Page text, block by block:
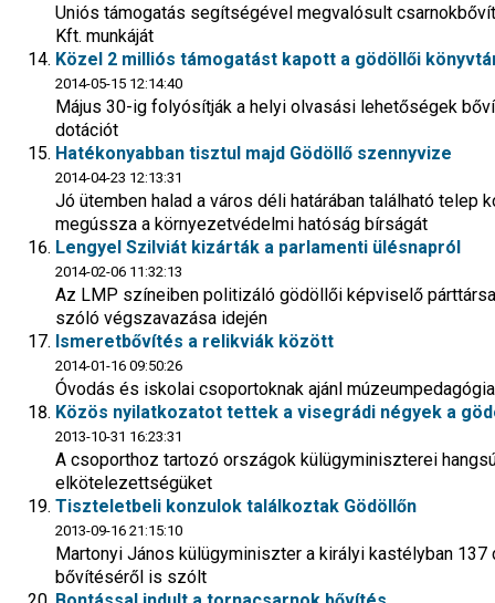
Uniós támogatás segítségével megvalósult
Kft. munkáját
Közel 2 milliós támogatást kapott a gödöllői
2014-05-15 12:14:40
Május 30-ig folyósítják a helyi olvasási lehetőségek
dotációt
Hatékonyabban tisztul majd Gödöllő szennyvize
2014-04-23 12:13:31
Jó ütemben halad a város déli határában található
megússza a környezetvédelmi hatóság bírságát
Lengyel Szilviát kizárták a parlamenti ülésnapról
2014-02-06 11:32:13
Az LMP színeiben politizáló gödöllői képviselő
szóló végszavazása idején
Ismeretbővítés a relikviák között
2014-01-16 09:50:26
Óvodás és iskolai csoportoknak ajánl
Közös nyilatkozatot tettek a visegrádi négyek a
2013-10-31 16:23:31
A csoporthoz tartozó országok külügyminiszterei
elkötelezettségüket
Tiszteletbeli konzulok találkoztak Gödöllőn
2013-09-16 21:15:10
Martonyi János külügyminiszter a királyi kastélyban
bővítéséről is szólt